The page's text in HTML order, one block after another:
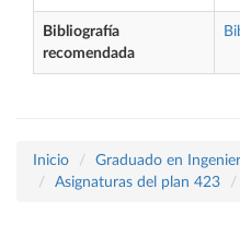
Bibliografía
recomendada
Inicio
Graduado en
Asignaturas del plan 423